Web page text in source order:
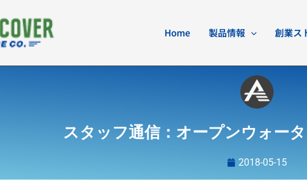
Home 製品情報 創業ス
スタッフ通信：オープンウォー
2018-05-15